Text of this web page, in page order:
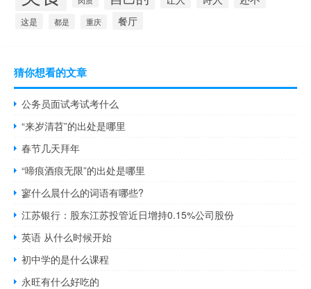
这是 都是 重庆 餐厅
猜你想看的文章
公务员面试考试考什么
“来岁清苕”的出处是哪里
春节几天拜年
“啼痕酒痕无限”的出处是哪里
寥什么晨什么的词语有哪些?
江苏银行：股东江苏投管近日增持0.15%公司股份
英语 从什么时候开始
初中学的是什么课程
永旺有什么好吃的